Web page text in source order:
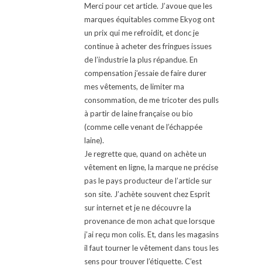
Merci pour cet article. J’avoue que les
marques équitables comme Ekyog ont
un prix qui me refroidit, et donc je
continue à acheter des fringues issues
de l’industrie la plus répandue. En
compensation j’essaie de faire durer
mes vêtements, de limiter ma
consommation, de me tricoter des pulls
à partir de laine française ou bio
(comme celle venant de l’échappée
laine).
Je regrette que, quand on achète un
vêtement en ligne, la marque ne précise
pas le pays producteur de l’article sur
son site. J’achète souvent chez Esprit
sur internet et je ne découvre la
provenance de mon achat que lorsque
j’ai reçu mon colis. Et, dans les magasins
il faut tourner le vêtement dans tous les
sens pour trouver l’étiquette. C’est